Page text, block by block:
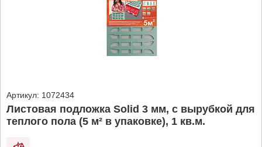
Артикул: 1072434
Листовая подложка Solid 3 мм, с вырубкой для
теплого пола (5 м² в упаковке), 1 кв.м.